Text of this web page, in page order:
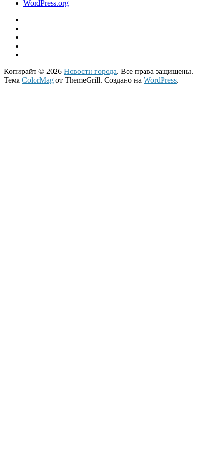
WordPress.org
Копирайт © 2026 Новости города. Все права защищены.
Тема ColorMag от ThemeGrill. Создано на WordPress.